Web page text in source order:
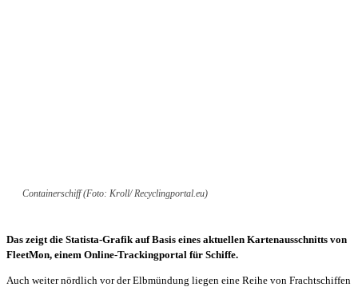
Containerschiff (Foto: Kroll/ Recyclingportal.eu)
Das zeigt die Statista-Grafik auf Basis eines aktuellen Kartenausschnitts von
FleetMon, einem Online-Trackingportal für Schiffe.
Auch weiter nördlich vor der Elbmündung liegen eine Reihe von Frachtschiffen